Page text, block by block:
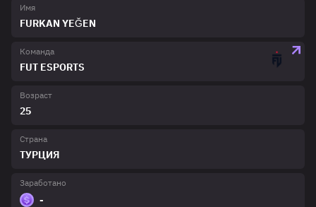
Имя
FURKAN YEĞEN
Команда
FUT ESPORTS
Возраст
25
Страна
ТУРЦИЯ
Заработано
-